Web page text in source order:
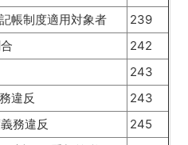
帳制度適用対象者
239
242
243
違反
243
務違反
245